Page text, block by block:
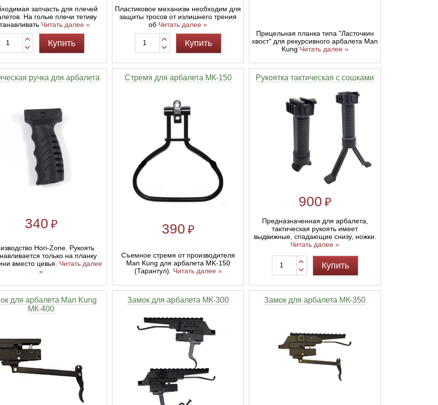
запчасть для плечей
На голые плечи тетиву
Читать далее »
Купить
Пластиковое механизм необходим для
защиты тросов от излишнего трения
об Читать далее »
Купить
Прицельная планка типа "Ласточкин
хвост" для рекурсивного арбалета Man
Kung Читать далее »
ручка для арбалета
340 ₽
Hori-Zone. Рукоять
только на планку
вместо цевья. Читать далее
»
Стремя для арбалета МК-150
390 ₽
Съемное стремя от производителя
Man Kung для арбалета MK-150
(Тарантул). Читать далее »
Рукоятка тактическая с сошками
900 ₽
Предназначенная для арбалета,
тактическая рукоять имеет
выдвижные, спадающие снизу, ножки.
Читать далее »
Купить
для арбалета Man Kung
МК-400
Замок для арбалета МК-300 Замок для арбалета МК-350